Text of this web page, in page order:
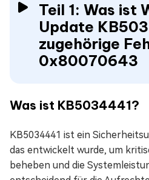
Teil 1: Was ist
Update
zugehörige
0x80070643
Was ist KB5034441?
KB5034441 ist ein
das entwickelt wurde, um
beheben und die